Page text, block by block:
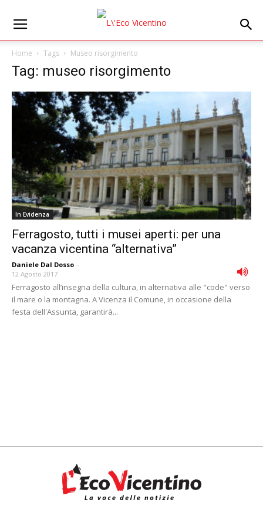
Home Tags Museo risorgimento
Tag: museo risorgimento
In Evidenza
Ferragosto, tutti i musei aperti: per una
vacanza vicentina “alternativa”
Daniele Dal Dosso -
12 Agosto 2017
Ferragosto all’insegna della cultura, in alternativa alle "code" verso
il mare o la montagna. A Vicenza il Comune, in occasione della
festa dell'Assunta, garantirà...